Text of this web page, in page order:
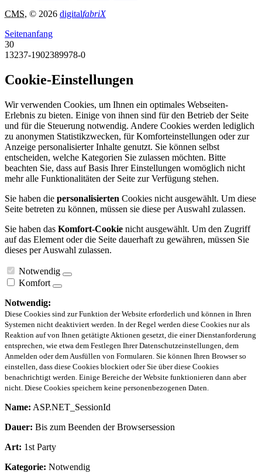
CMS, © 2026 digitalfabriX
Seitenanfang
30
13237-1902389978-0
Cookie-Einstellungen
Wir verwenden Cookies, um Ihnen ein optimales Webseiten-
Erlebnis zu bieten. Einige von ihnen sind für den Betrieb der Seite
und für die Steuerung notwendig. Andere Cookies werden lediglich
zu anonymen Statistikzwecken, für Komforteinstellungen oder zur
Anzeige personalisierter Inhalte genutzt. Sie können selbst
entscheiden, welche Kategorien Sie zulassen möchten. Bitte
beachten Sie, dass auf Basis Ihrer Einstellungen womöglich nicht
mehr alle Funktionalitäten der Seite zur Verfügung stehen.
Sie haben die personalisierten Cookies nicht ausgewählt. Um diese
Seite betreten zu können, müssen sie diese per Auswahl zulassen.
Sie haben das Komfort-Cookie nicht ausgewählt. Um den Zugriff
auf das Element oder die Seite dauerhaft zu gewähren, müssen Sie
dieses per Auswahl zulassen.
Notwendig
Komfort
Notwendig:
Diese Cookies sind zur Funktion der Website erforderlich und können in Ihren
Systemen nicht deaktiviert werden. In der Regel werden diese Cookies nur als
Reaktion auf von Ihnen getätigte Aktionen gesetzt, die einer Dienstanforderung
entsprechen, wie etwa dem Festlegen Ihrer Datenschutzeinstellungen, dem
Anmelden oder dem Ausfüllen von Formularen. Sie können Ihren Browser so
einstellen, dass diese Cookies blockiert oder Sie über diese Cookies
benachrichtigt werden. Einige Bereiche der Website funktionieren dann aber
nicht. Diese Cookies speichern keine personenbezogenen Daten.
Name: ASP.NET_SessionId
Dauer: Bis zum Beenden der Browsersession
Art: 1st Party
Kategorie: Notwendig